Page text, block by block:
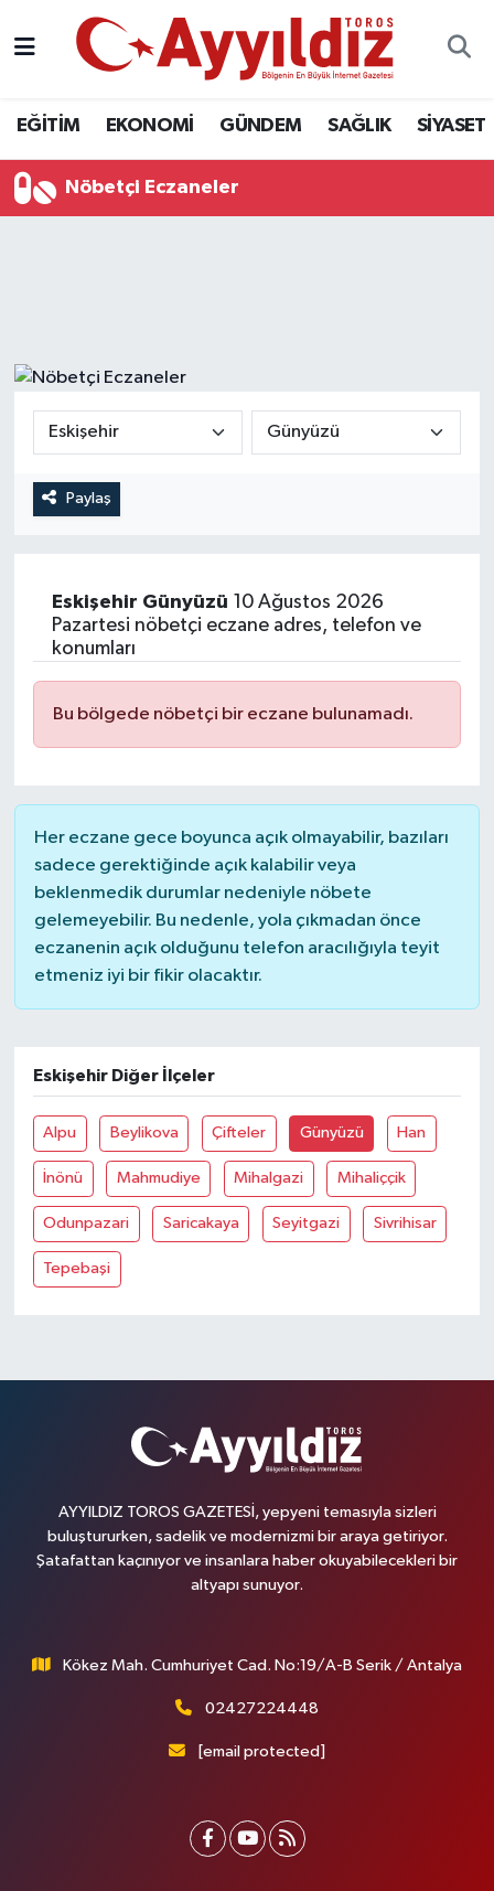
EĞİTİM EKONOMİ GÜNDEM SAĞLIK SİYASET
Nöbetçi Eczaneler
Paylaş
Eskişehir Günyüzü 10 Ağustos 2026
Pazartesi nöbetçi eczane adres, telefon ve
konumları
Bu bölgede nöbetçi bir eczane bulunamadı.
Her eczane gece boyunca açık olmayabilir, bazıları
sadece gerektiğinde açık kalabilir veya
beklenmedik durumlar nedeniyle nöbete
gelemeyebilir. Bu nedenle, yola çıkmadan önce
eczanenin açık olduğunu telefon aracılığıyla teyit
etmeniz iyi bir fikir olacaktır.
Eskişehir Diğer İlçeler
Alpu Beylikova Çifteler Günyüzü Han
İnönü Mahmudiye Mihalgazi Mihaliççik
Odunpazari Saricakaya Seyitgazi Sivrihisar
Tepebaşi
AYYILDIZ TOROS GAZETESİ, yepyeni temasıyla sizleri
buluştururken, sadelik ve modernizmi bir araya getiriyor.
Şatafattan kaçınıyor ve insanlara haber okuyabilecekleri bir
altyapı sunuyor.
Kökez Mah. Cumhuriyet Cad. No:19/A-B Serik / Antalya
02427224448
[email protected]